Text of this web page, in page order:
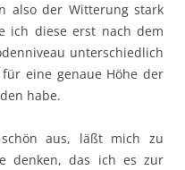
also der Witterung stark
ich diese erst nach dem
unterschiedlich
eine genaue Höhe der
habe.
aus, läßt mich zu
denken, das ich es zur